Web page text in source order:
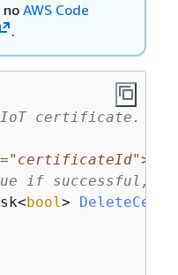
no AWS Code
.
IoT certificate.
if successful,
bool>